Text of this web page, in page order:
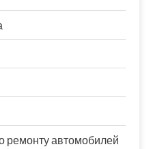
ремонту автомобилей